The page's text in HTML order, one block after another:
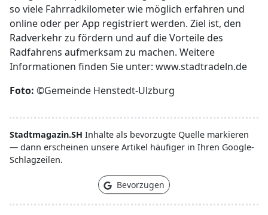
so viele Fahrradkilometer wie möglich erfahren und
online oder per App registriert werden. Ziel ist, den
Radverkehr zu fördern und auf die Vorteile des
Radfahrens aufmerksam zu machen. Weitere
Informationen finden Sie unter: www.stadtradeln.de
Foto: ©Gemeinde Henstedt-Ulzburg
Stadtmagazin.SH Inhalte als bevorzugte Quelle markieren
— dann erscheinen unsere Artikel häufiger in Ihren Google-
Schlagzeilen.
Bevorzugen